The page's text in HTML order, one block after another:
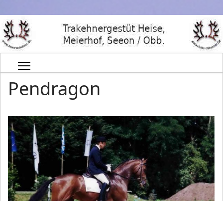
Pendragon